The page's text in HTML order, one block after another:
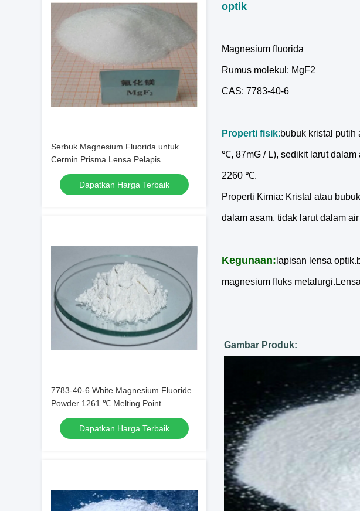
Serbuk Magnesium Fluorida untuk
Cermin Prisma Lensa Pelapis
Optik/Kaca/Serat
Dapatkan Harga Terbaik
7783-40-6 White Magnesium Fluoride
Powder 1261 ℃ Melting Point
Dapatkan Harga Terbaik
optik
Magnesium fluorida
Rumus molekul: MgF2
CAS: 7783-40-6
Properti fisik:bubuk kristal
℃, 87mG / L), sedikit larut
2260 ℃.
Properti Kimia: Kristal atau
dalam asam, tidak larut dalam
Kegunaan: lapisan lensa
magnesium fluks
Gambar Produk: